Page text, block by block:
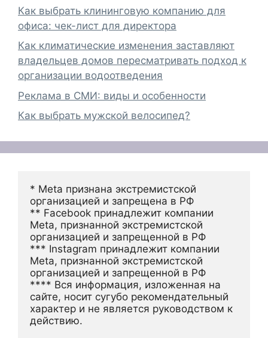
Как выбрать клининговую компанию для
офиса: чек-лист для директора
Как климатические изменения заставляют
владельцев домов пересматривать подход к
организации водоотведения
Реклама в СМИ: виды и особенности
Как выбрать мужской велосипед?
* Meta признана экстремистской
организацией и запрещена в РФ
** Facebook принадлежит компании
Meta, признанной экстремистской
организацией и запрещенной в РФ
*** Instagram принадлежит компании
Meta, признанной экстремистской
организацией и запрещенной в РФ
**** Вся информация, изложенная на
сайте, носит сугубо рекомендательный
характер и не является руководством к
действию.